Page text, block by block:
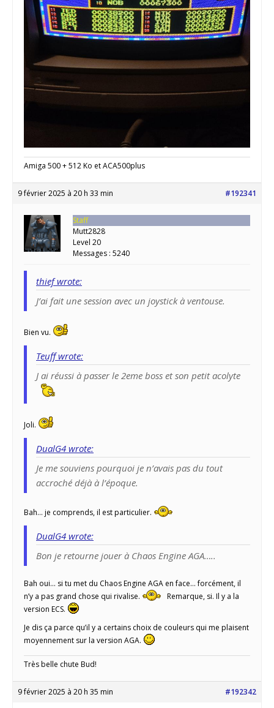
Amiga 500 + 512 Ko et ACA500plus
9 février 2025 à 20 h 33 min #192341
Staff
Mutt2828
Level 20
Messages : 5240
thief wrote:
J’ai fait une session avec un joystick à ventouse.
Bien vu.
Teuff wrote:
J ai réussi à passer le 2eme boss et son petit acolyte
Joli.
DualG4 wrote:
Je me souviens pourquoi je n’avais pas du tout
accroché déjà à l’époque.
Bah… je comprends, il est particulier.
DualG4 wrote:
Bon je retourne jouer à Chaos Engine AGA…..
Bah oui… si tu met du Chaos Engine AGA en face… forcément, il
n’y a pas grand chose qui rivalise.
Remarque, si. Il y a la
version ECS.
Je dis ça parce qu’il y a certains choix de couleurs qui me plaisent
moyennement sur la version AGA.
Très belle chute Bud!
9 février 2025 à 20 h 35 min #192342